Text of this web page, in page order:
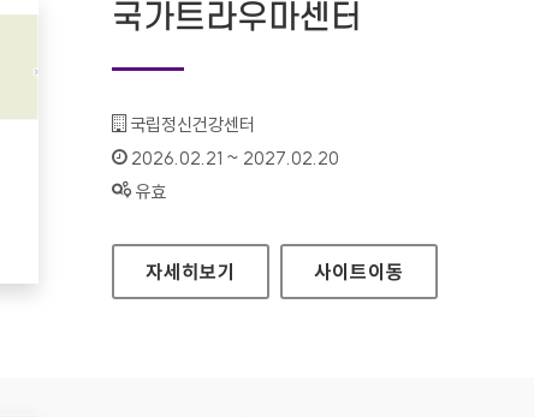
국가트라우마센터
기관명 :
국립정신건강센터
인증기간 :
2026.02.21 ~ 2027.02.20
상태 :
유효
국가트라우마센터
자세히보기 사이트이동